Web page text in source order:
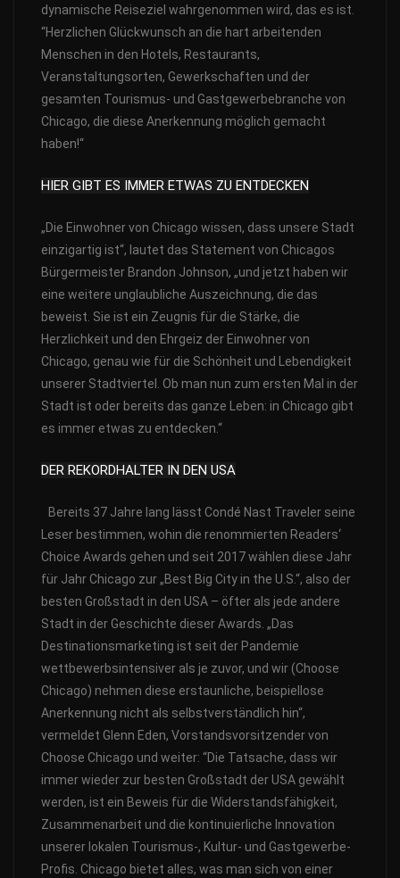
dynamische Reiseziel wahrgenommen wird, das es ist.
“Herzlichen Glückwunsch an die hart arbeitenden
Menschen in den Hotels, Restaurants,
Veranstaltungsorten, Gewerkschaften und der
gesamten Tourismus- und Gastgewerbebranche von
Chicago, die diese Anerkennung möglich gemacht
haben!“
HIER GIBT ES IMMER ETWAS ZU ENTDECKEN
„Die Einwohner von Chicago wissen, dass unsere Stadt
einzigartig ist“, lautet das Statement von Chicagos
Bürgermeister Brandon Johnson, „und jetzt haben wir
eine weitere unglaubliche Auszeichnung, die das
beweist. Sie ist ein Zeugnis für die Stärke, die
Herzlichkeit und den Ehrgeiz der Einwohner von
Chicago, genau wie für die Schönheit und Lebendigkeit
unserer Stadtviertel. Ob man nun zum ersten Mal in der
Stadt ist oder bereits das ganze Leben: in Chicago gibt
es immer etwas zu entdecken.“
DER REKORDHALTER IN DEN USA
Bereits 37 Jahre lang lässt Condé Nast Traveler seine
Leser bestimmen, wohin die renommierten Readers‘
Choice Awards gehen und seit 2017 wählen diese Jahr
für Jahr Chicago zur „Best Big City in the U.S.“, also der
besten Großstadt in den USA – öfter als jede andere
Stadt in der Geschichte dieser Awards. „Das
Destinationsmarketing ist seit der Pandemie
wettbewerbsintensiver als je zuvor, und wir (Choose
Chicago) nehmen diese erstaunliche, beispiellose
Anerkennung nicht als selbstverständlich hin“,
vermeldet Glenn Eden, Vorstandsvorsitzender von
Choose Chicago und weiter: “Die Tatsache, dass wir
immer wieder zur besten Großstadt der USA gewählt
werden, ist ein Beweis für die Widerstandsfähigkeit,
Zusammenarbeit und die kontinuierliche Innovation
unserer lokalen Tourismus-, Kultur- und Gastgewerbe-
Profis. Chicago bietet alles, was man sich von einer